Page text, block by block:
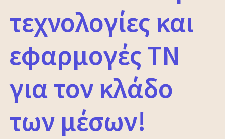
τεχνολογίες και
εφαρμογές ΤΝ
για τον κλάδο
των μέσων!